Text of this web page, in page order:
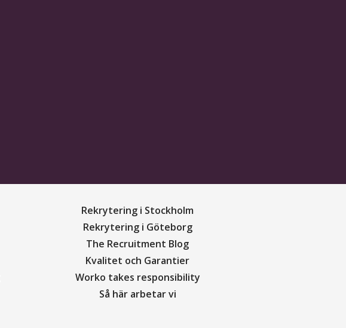
Rekrytering i Stockholm
Rekrytering i Göteborg
The Recruitment Blog
Kvalitet och Garantier
Worko takes responsibility
Så här arbetar vi